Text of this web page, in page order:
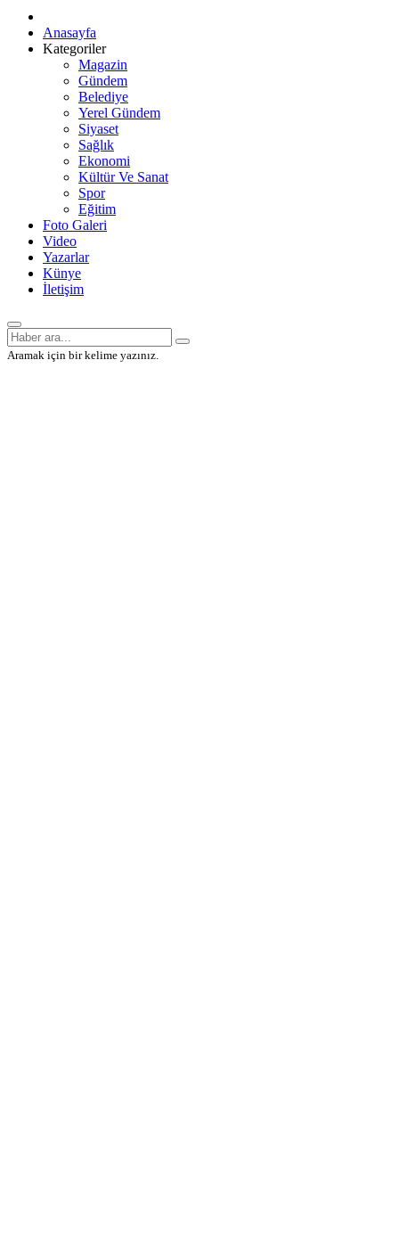
Anasayfa
Kategoriler
Magazin
Gündem
Belediye
Yerel Gündem
Siyaset
Sağlık
Ekonomi
Kültür Ve Sanat
Spor
Eğitim
Foto Galeri
Video
Yazarlar
Künye
İletişim
Aramak için bir kelime yazınız.